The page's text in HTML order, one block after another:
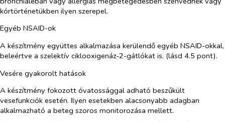
kórtörténetükben ilyen szerepel.
Egyéb NSAID-ok
A készítmény együttes alkalmazása kerülendő egyéb NSAID-okkal,
beleértve a szelektív ciklooxigenáz‑2-gátlókat is. (lásd 4.5 pont).
Vesére gyakorolt hatások
A készítmény fokozott óvatossággal adható beszűkült
vesefunkciók esetén. Ilyen esetekben alacsonyabb adagban
alkalmazható a beteg szoros monitorozása mellett.